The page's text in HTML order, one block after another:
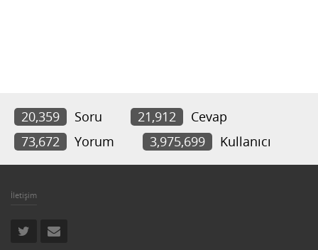
20,359 Soru 21,912
Cevap
73,672
Yorum 3,975,699 Kullanıcı
İletişim